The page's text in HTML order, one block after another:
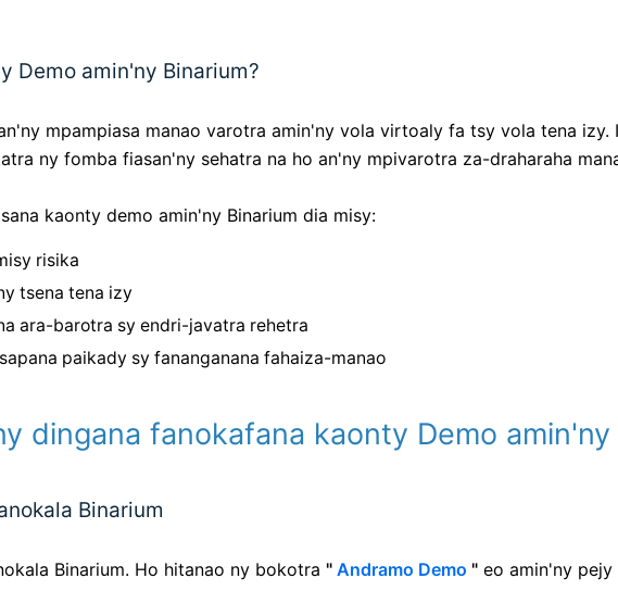
Demo amin'ny Binarium?
mpampiasa manao varotra amin'ny vola virtoaly fa tsy vola tena
ny fomba fiasan'ny sehatra na ho an'ny mpivarotra za-draharaha
kaonty demo amin'ny Binarium dia misy:
risika
tsena tena izy
ara-barotra sy endri-javatra rehetra
paikady sy fananganana fahaiza-manao
dingana fanokafana kaonty Demo amin'ny
Binarium
Binarium. Ho hitanao ny bokotra " Andramo Demo " eo amin'ny pejy